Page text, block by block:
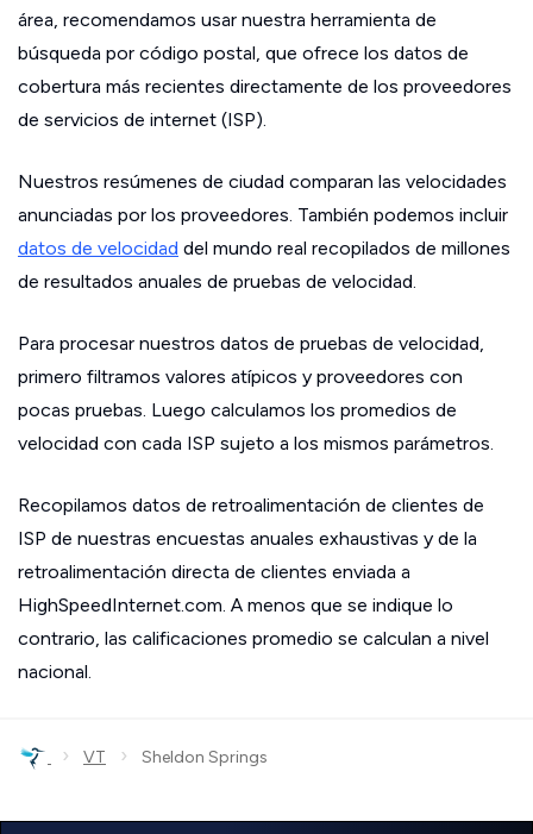
área, recomendamos usar nuestra herramienta de
búsqueda por código postal, que ofrece los datos de
cobertura más recientes directamente de los proveedores
de servicios de internet (ISP).
Nuestros resúmenes de ciudad comparan las velocidades
anunciadas por los proveedores. También podemos incluir
datos de velocidad del mundo real recopilados de millones
de resultados anuales de pruebas de velocidad.
Para procesar nuestros datos de pruebas de velocidad,
primero filtramos valores atípicos y proveedores con
pocas pruebas. Luego calculamos los promedios de
velocidad con cada ISP sujeto a los mismos parámetros.
Recopilamos datos de retroalimentación de clientes de
ISP de nuestras encuestas anuales exhaustivas y de la
retroalimentación directa de clientes enviada a
HighSpeedInternet.com. A menos que se indique lo
contrario, las calificaciones promedio se calculan a nivel
nacional.
› VT › Sheldon Springs